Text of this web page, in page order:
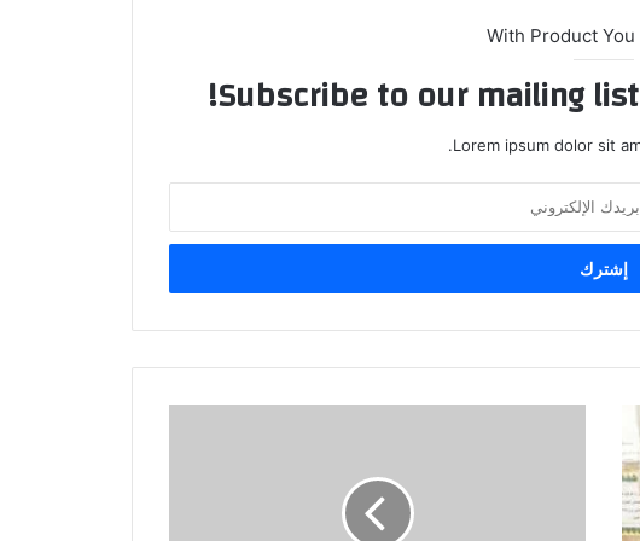
With Product
Subscribe to our mailing
Lorem ipsum dolor sit